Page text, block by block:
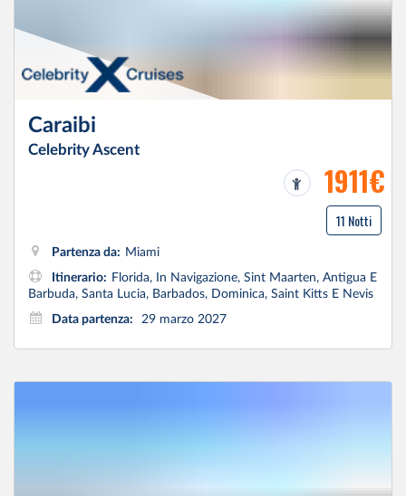
Caraibi
Celebrity Ascent
1911€
11 Notti
Partenza da: Miami
Itinerario: Florida, In Navigazione, Sint Maarten, Antigua E
Barbuda, Santa Lucia, Barbados, Dominica, Saint Kitts E Nevis
Data partenza:
29 marzo 2027